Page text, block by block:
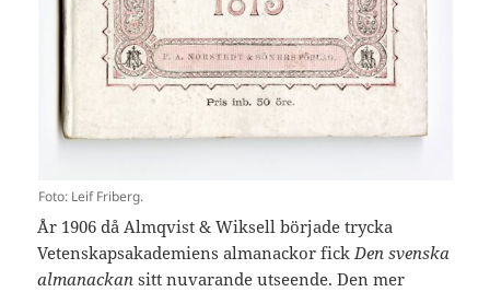
Foto: Leif Friberg.
År 1906 då Almqvist & Wiksell började trycka
Vetenskapsakademiens almanackor fickDen svenska
almanackansitt nuvarande utseende. Den mer